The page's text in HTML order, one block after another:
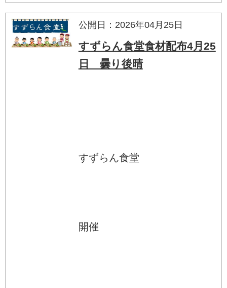
公開日：2026年04月25日
すずらん食堂食材配布4月25
日 曇り後晴
すずらん食堂
開催